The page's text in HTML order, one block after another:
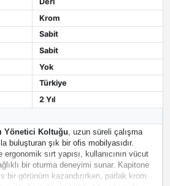
Krom
Sabit
Sabit
Yok
Türkiye
2 Yıl
Yönetici Koltuğu, uzun süreli çalışma
buluşturan şık bir ofis mobilyasıdır.
sırt yapısı, kullanıcının vücut
bir oturma deneyimi sunar. Kapitone
bir görünüm kazandırırken, parlak krom